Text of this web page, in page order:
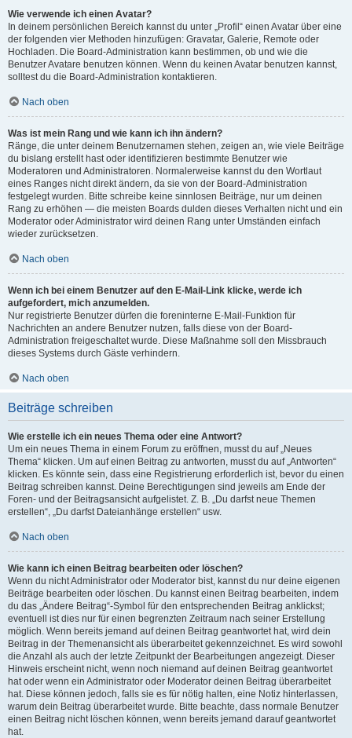
Wie verwende ich einen Avatar?
In deinem persönlichen Bereich kannst du unter „Profil“ einen Avatar über eine
der folgenden vier Methoden hinzufügen: Gravatar, Galerie, Remote oder
Hochladen. Die Board-Administration kann bestimmen, ob und wie die
Benutzer Avatare benutzen können. Wenn du keinen Avatar benutzen kannst,
solltest du die Board-Administration kontaktieren.
Nach oben
Was ist mein Rang und wie kann ich ihn ändern?
Ränge, die unter deinem Benutzernamen stehen, zeigen an, wie viele Beiträge
du bislang erstellt hast oder identifizieren bestimmte Benutzer wie
Moderatoren und Administratoren. Normalerweise kannst du den Wortlaut
eines Ranges nicht direkt ändern, da sie von der Board-Administration
festgelegt wurden. Bitte schreibe keine sinnlosen Beiträge, nur um deinen
Rang zu erhöhen — die meisten Boards dulden dieses Verhalten nicht und ein
Moderator oder Administrator wird deinen Rang unter Umständen einfach
wieder zurücksetzen.
Nach oben
Wenn ich bei einem Benutzer auf den E-Mail-Link klicke, werde ich
aufgefordert, mich anzumelden.
Nur registrierte Benutzer dürfen die foreninterne E-Mail-Funktion für
Nachrichten an andere Benutzer nutzen, falls diese von der Board-
Administration freigeschaltet wurde. Diese Maßnahme soll den Missbrauch
dieses Systems durch Gäste verhindern.
Nach oben
Beiträge schreiben
Wie erstelle ich ein neues Thema oder eine Antwort?
Um ein neues Thema in einem Forum zu eröffnen, musst du auf „Neues
Thema“ klicken. Um auf einen Beitrag zu antworten, musst du auf „Antworten“
klicken. Es könnte sein, dass eine Registrierung erforderlich ist, bevor du einen
Beitrag schreiben kannst. Deine Berechtigungen sind jeweils am Ende der
Foren- und der Beitragsansicht aufgelistet. Z. B. „Du darfst neue Themen
erstellen“, „Du darfst Dateianhänge erstellen“ usw.
Nach oben
Wie kann ich einen Beitrag bearbeiten oder löschen?
Wenn du nicht Administrator oder Moderator bist, kannst du nur deine eigenen
Beiträge bearbeiten oder löschen. Du kannst einen Beitrag bearbeiten, indem
du das „Ändere Beitrag“-Symbol für den entsprechenden Beitrag anklickst;
eventuell ist dies nur für einen begrenzten Zeitraum nach seiner Erstellung
möglich. Wenn bereits jemand auf deinen Beitrag geantwortet hat, wird dein
Beitrag in der Themenansicht als überarbeitet gekennzeichnet. Es wird sowohl
die Anzahl als auch der letzte Zeitpunkt der Bearbeitungen angezeigt. Dieser
Hinweis erscheint nicht, wenn noch niemand auf deinen Beitrag geantwortet
hat oder wenn ein Administrator oder Moderator deinen Beitrag überarbeitet
hat. Diese können jedoch, falls sie es für nötig halten, eine Notiz hinterlassen,
warum dein Beitrag überarbeitet wurde. Bitte beachte, dass normale Benutzer
einen Beitrag nicht löschen können, wenn bereits jemand darauf geantwortet
hat.